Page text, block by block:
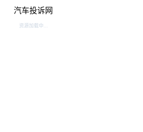
汽车投诉网
资源加载中...